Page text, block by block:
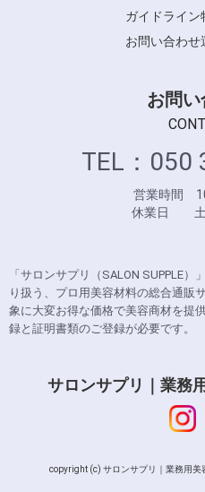
ガイドライン
お問い合わせ
お問
TEL：050
営業時間
休業日 土
「サロンサプリ（SALON SUPPLE
り扱う、プロ用美容材料の総合通販
象に大変お得な価格で美容商材を提
録と証明書類のご登録が必要です。
サロンサプリ｜業務
copyright (c) サロンサプリ｜業務用美